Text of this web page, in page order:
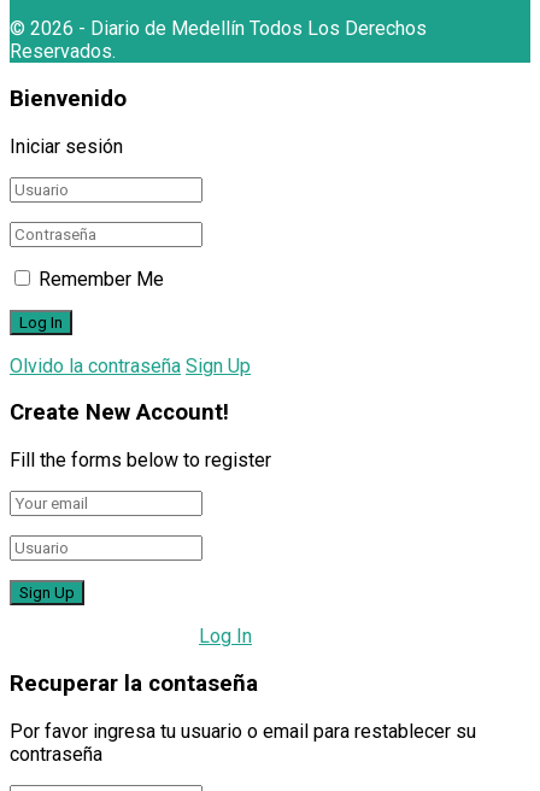
© 2026 - Diario de Medellín Todos Los Derechos
Reservados.
Bienvenido
Iniciar sesión
Remember Me
Olvido la contraseña Sign Up
Create New Account!
Fill the forms below to register
Log In
Recuperar la contaseña
Por favor ingresa tu usuario o email para restablecer su
contraseña